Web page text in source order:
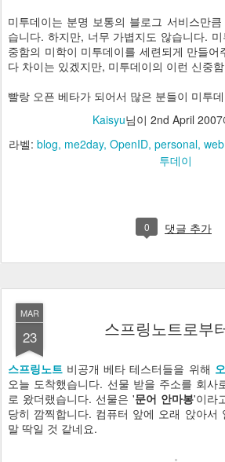
미투데이는 분명 보통의 블로그 서비스만
습니다. 하지만, 너무 가볍지도 않습니다.
중함의 미학이 미투데이를 세련되게 만들
다 차이는 있겠지만, 미투데이의 이런 신중
빨랑 오픈 베타가 되어서 많은 분들이 미투
Kaisyu님이 2nd April 2007
라벨: blog me2day OpenID personal
투데이
0 댓글 추가
MAR
23 스프링노트로부
스프링노트 비공개 베타 테스터들을 위해
오늘 도착했습니다. 선물 받을 주소를 회사
로 왔더랬습니다. 선물은 '문어 안마봉'이라
당히 깜찍합니다. 컴퓨터 앞에 오래 앉아서
말 딱일 것 같네요.